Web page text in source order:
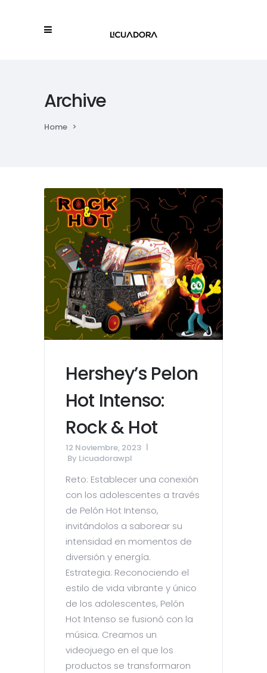
Archive
Home >
Hershey’s Pelon
Hot Intenso:
Rock & Hot
12 Noviembre, 2023
By Licuadorawpl
Reto: Establecer una conexión
con los adolescentes a través
de Pelón Hot Intenso,
invitándolos a saborear su
intensidad en momentos de
diversión y energía.
Estrategia: Reconociendo el
estilo de vida vibrante y único
de los adolescentes, Pelón
Hot Intenso se fusionó con la
música. Creamos un
videojuego en el que los
productos se transformaron